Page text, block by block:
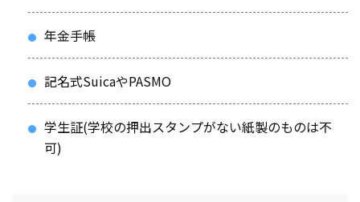
年金手帳
記名式SuicaやPASMO
学生証(学校の押出スタンプがない紙製のものは不
可)